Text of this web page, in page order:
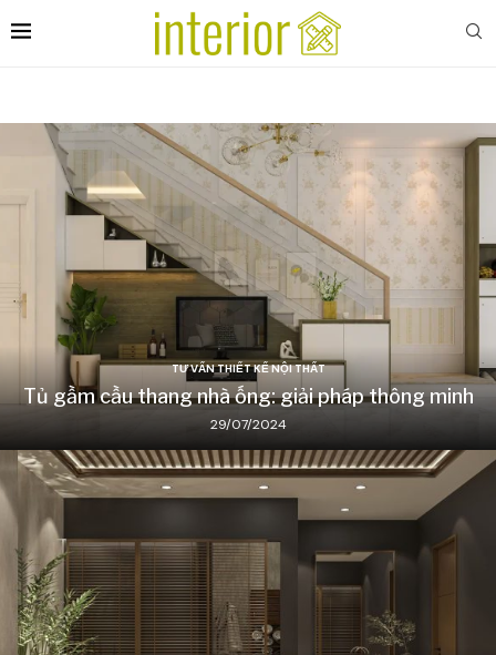
TƯ VẤN THIẾT KẾ NỘI THẤT
Tủ gầm cầu thang nhà ống: giải pháp thông minh
29/07/2024